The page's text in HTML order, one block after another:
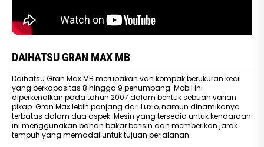
DAIHATSU GRAN MAX MB
Daihatsu Gran Max MB merupakan van kompak berukuran kecil
yang berkapasitas 8 hingga 9 penumpang. Mobil ini
diperkenalkan pada tahun 2007 dalam bentuk sebuah varian
pikap. Gran Max lebih panjang dari Luxio, namun dinamikanya
terbatas dalam dua aspek. Mesin yang tersedia untuk kendaraan
ini menggunakan bahan bakar bensin dan memberikan jarak
tempuh yang memadai untuk tujuan perjalanan.